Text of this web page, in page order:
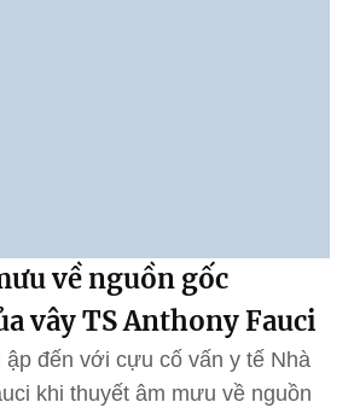
về nguồn gốc
vây TS Anthony Fauci
ập đến với cựu cố vấn y tế Nhà
khi thuyết âm mưu về nguồn